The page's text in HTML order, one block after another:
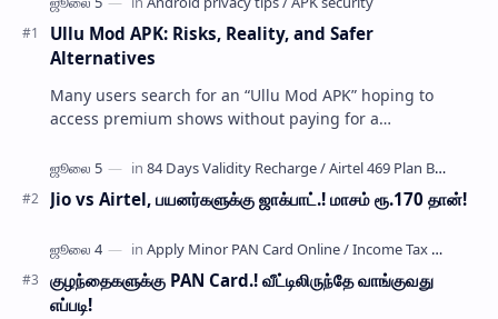
Ullu Mod APK: Risks, Reality, and Safer
Alternatives
Many users search for an “Ullu Mod APK” hoping to
access premium shows without paying for a
…
Jio vs Airtel, பயனர்களுக்கு ஜாக்பாட்.! மாசம் ரூ.170 தான்!
குழந்தைகளுக்கு PAN Card.! வீட்டிலிருந்தே வாங்குவது
எப்படி!